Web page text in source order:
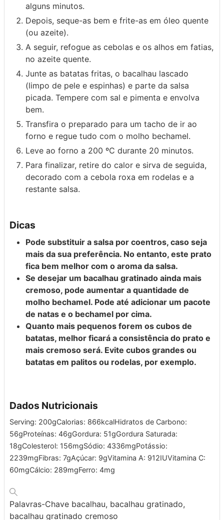
alguns minutos.
Depois, seque-as bem e frite-as em óleo quente
(ou azeite).
A seguir, refogue as cebolas e os alhos em fatias,
no azeite quente.
Junte as batatas fritas, o bacalhau lascado
(limpo de pele e espinhas) e parte da salsa
picada. Tempere com sal e pimenta e envolva
bem.
Transfira o preparado para um tacho de ir ao
forno e regue tudo com o molho bechamel.
Leve ao forno a 200 ºC durante 20 minutos.
Para finalizar, retire do calor e sirva de seguida,
decorado com a cebola roxa em rodelas e a
restante salsa.
Dicas
Pode substituir a salsa por coentros, caso seja
mais da sua preferência. No entanto, este prato
fica bem melhor com o aroma da salsa.
Se desejar um bacalhau gratinado ainda mais
cremoso, pode aumentar a quantidade de
molho bechamel. Pode até adicionar um pacote
de natas e o bechamel por cima.
Quanto mais pequenos forem os cubos de
batatas, melhor ficará a consistência do prato e
mais cremoso será. Evite cubos grandes ou
batatas em palitos ou rodelas, por exemplo.
Dados Nutricionais
Serving: 200gCalorias: 866kcalHidratos de Carbono:
56gProteínas: 46gGordura: 51gGordura Saturada:
18gColesterol: 156mgSódio: 4336mgPotássio:
2239mgFibras: 7gAçúcar: 9gVitamina A: 912IUVitamina C:
60mgCálcio: 289mgFerro: 4mg
Palavras-Chave bacalhau, bacalhau gratinado,
bacalhau gratinado cremoso